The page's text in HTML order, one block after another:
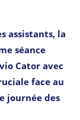
assistants, la
séance
Cator avec
face au
journée des